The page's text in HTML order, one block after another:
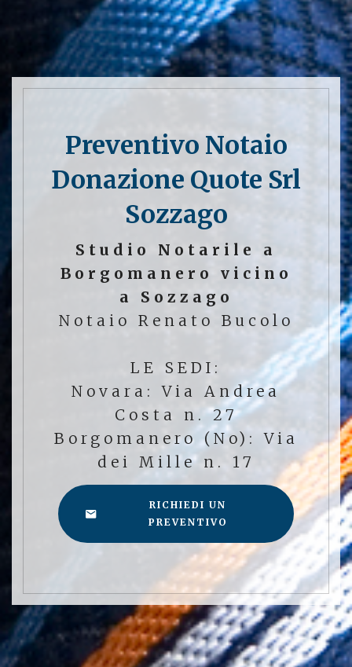
Preventivo Notaio
Donazione Quote Srl
Sozzago
Studio Notarile a
Borgomanero vicino
a Sozzago
Notaio Renato Bucolo
LE SEDI:
Novara: Via Andrea
Costa n. 27
Borgomanero (No): Via
dei Mille n. 17
RICHIEDI UN
PREVENTIVO